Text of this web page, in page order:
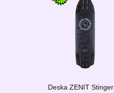
Deska ZENIT Stinger